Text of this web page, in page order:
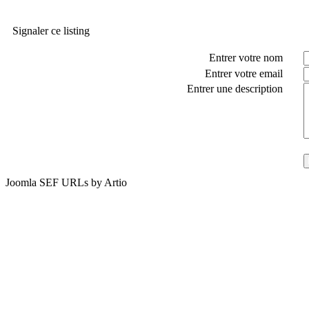
Signaler ce listing
Entrer votre nom
Entrer votre email
Entrer une description
Joomla SEF URLs by Artio